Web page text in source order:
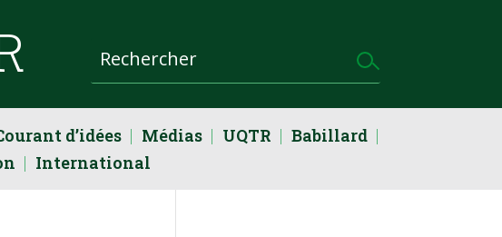
d’idées Médias UQTR
Babillard
International